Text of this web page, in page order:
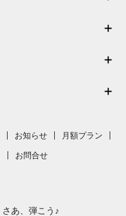
お知らせ 月額プラン
お問合せ
さあ、弾こう♪